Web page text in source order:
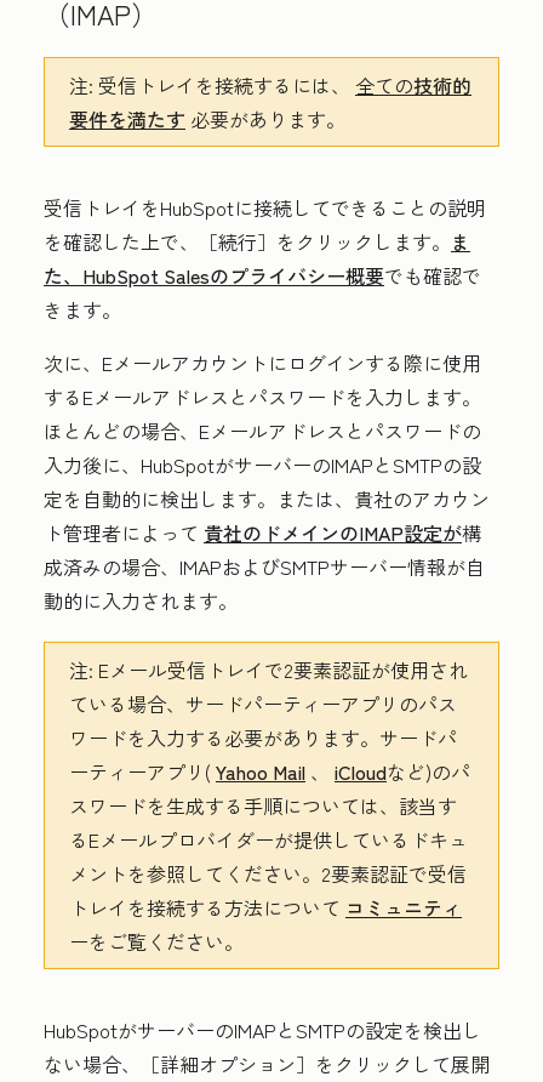
（IMAP）
注: 受信トレイを接続するには、 全ての技術的
要件を満たす 必要があります。
受信トレイをHubSpotに接続してできることの説明
を確認した上で、
［続行］ をクリックします。 ま
た、HubSpot Salesのプライバシー概要でも確認で
きます。
次に、Eメールアカウントにログインする際に使用
するEメールアドレス と パスワードを入力します。
ほとんどの場合、Eメールアドレスとパスワードの
入力後に、HubSpotがサーバーのIMAPとSMTPの設
定を自動的に検出します。または、貴社のアカウン
ト管理者によって 貴社のドメインのIMAP設定が構
成済みの場合、IMAPおよびSMTPサーバー情報が自
動的に入力されます。
注: Eメール受信トレイで2要素認証が使用され
ている場合、サードパーティーアプリのパス
ワードを入力する必要があります。サードパ
ーティーアプリ( Yahoo Mail 、 iCloudなど)のパ
スワードを生成する手順については、該当す
るEメールプロバイダーが提供しているドキュ
メントを参照してください。2要素認証で受信
トレイを接続する方法について コミュニティ
ーをご覧ください。
HubSpotがサーバーのIMAPとSMTPの設定を検出し
ない場合、［詳細オプション］ をクリックして展開